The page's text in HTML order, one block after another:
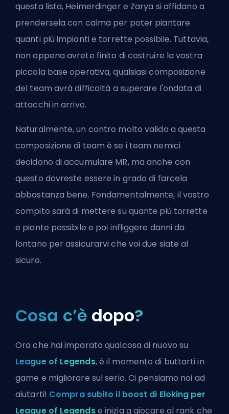
questa lista, Heimerdinger e Zarya si affidano a
prendersela con calma per poter piantare
quanti più impianti e torrette possibile. Tuttavia,
non appena avrete finito di costruire la vostra
piccola base operativa, qualsiasi composizione
del team avrà difficoltà a superare l'ondata di
attacchi in arrivo.
Naturalmente, un contro molto valido a questa
composizione di team è se i team nemici
decidono di accumulare MR, ma anche con
questo dovreste essere in grado di farcela
abbastanza bene. Fondamentalmente, il vostro
compito sarà di mettere su quante più torrette
e piante possibile e poi infliggere danni da
lontano per assicurarvi che voi due siate al
sicuro.
Cosa c’è dopo?
Ora che hai imparato qualcosa di nuovo su
League of Legends, è il momento di buttarti in
game e migliorare sul serio. Ci pensiamo noi ad
aiutarti! Compra subito il boost di Eloking per
League of Legendse inizia a giocare al rank che